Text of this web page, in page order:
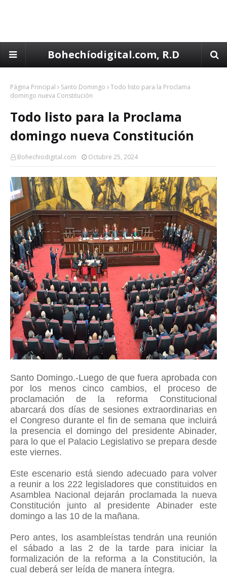
Bohechíodigital.com, R.D
Página Principal Santo Domingo
Todo listo para la Proclama
domingo nueva Constitución
Todo listo para la Proclama
domingo nueva Constitución
Bohechiodigital.com Octubre 25, 2024
Santo Domingo.-Luego de que fuera aprobada con
por los menos cinco cambios, el proceso de
proclamación de la reforma Constitucional
abarcará dos días de sesiones extraordinarias en
el Congreso durante el fin de semana que incluirá
la presencia el domingo del presidente Abinader,
para lo que el Palacio Legislativo se prepara desde
este viernes.
Este escenario está siendo adecuado para volver
a reunir a los 222 legisladores que constituidos en
Asamblea Nacional dejarán proclamada la nueva
Constitución junto al presidente Abinader este
domingo a las 10 de la mañana.
Pero antes, los asambleístas tendrán una reunión
el sábado a las 2 de la tarde para iniciar la
formalización de la reforma a la Constitución, la
cual deberá ser leída de manera íntegra.